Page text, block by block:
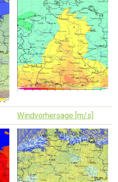
Windvorhersage [m/s]